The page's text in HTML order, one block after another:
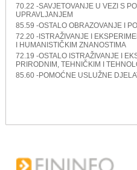
70.22 -SAVJETOVANJE U VEZI S
UPRAVLJANJEM
85.59 -OSTALO OBRAZOVANJE I
72.20 -ISTRAŽIVANJE I
I HUMANISTIČKIM ZNANOSTIMA
72.19 -OSTALO ISTRAŽIVANJE I
PRIRODNIM, TEHNIČKIM I
85.60 -POMOĆNE USLUŽNE